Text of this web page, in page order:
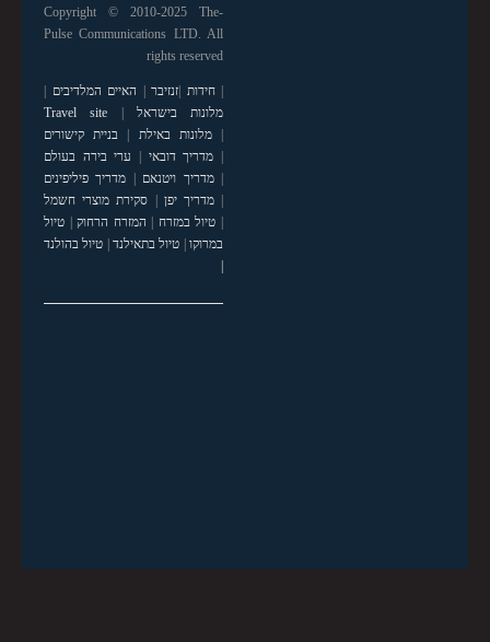
Copyright © 2010-2025 The-
Pulse Communications LTD. All
rights reserved
|חידות זנזיבר האיים המלדיבים
מלונות בישראל
Travel site
|מלונות באילת
בניית קישורים
מדריך דובאי
ערי בירה בעולם
|מדריך ויטנאם
מדריך פיליפינים
|מדריך יפן
סקירת מוצרי חשמל
טיול במזרח המזרח הרחוק| טיול
במרוקו| טיול בתאילנד| טיול בהולנד